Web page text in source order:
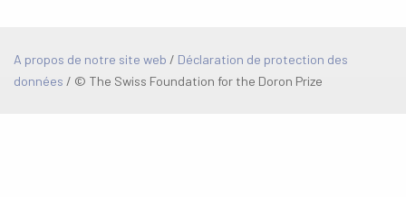
A propos de notre site web / Déclaration de protection des
données / © The Swiss Foundation for the Doron Prize